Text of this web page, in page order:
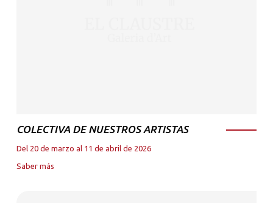
COLECTIVA DE NUESTROS ARTISTAS
Del 20 de marzo al 11 de abril de 2026
Saber más